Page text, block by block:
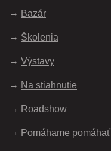
Bazár
Školenia
Výstavy
Na stiahnutie
Roadshow
Pomáhame pomáhať